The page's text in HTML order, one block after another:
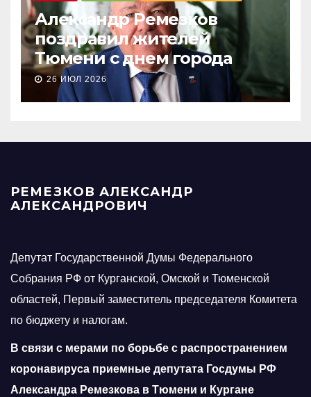
Александр Ремезков
поздравил жителей
Тюмени с днем города
26 ИЮЛ 2026
РЕМЕЗКОВ АЛЕКСАНДР
АЛЕКСАНДРОВИЧ
Депутат Государственной Думы Федерального
Собрания РФ от Курганской, Омской и Тюменской
областей, Первый заместитель председателя Комитета
по бюджету и налогам.
В связи с мерами по борьбе с распространением
коронавируса приемные депутата Госдумы РФ
Александра Ремезкова в Тюмени и Кургане